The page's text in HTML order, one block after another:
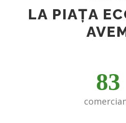
LA PIAȚA
83